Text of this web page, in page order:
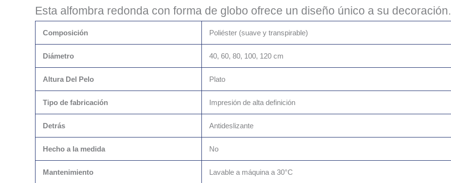
Esta alfombra redonda con forma de globo ofrece un diseño único a su decoración.
Composición Poliéster (suave y transpirable)
Diámetro 40, 60, 80, 100, 120 cm
Altura Del Pelo Plato
Tipo de fabricación Impresión de alta definición
Detrás Antideslizante
Hecho a la medida No
Mantenimiento Lavable a máquina a 30°C